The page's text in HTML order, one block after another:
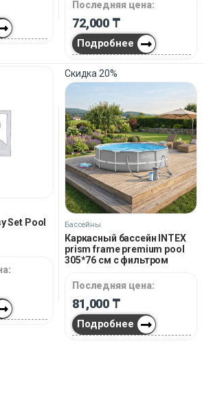
Последняя цена:
72,000 ₸
Подробнее
Set Pool
Скидка 20%
Бассейны
Каркасный бассейн INTEX
prism frame premium pool
305*76 см с фильтром
Последняя цена:
81,000 ₸
Подробнее